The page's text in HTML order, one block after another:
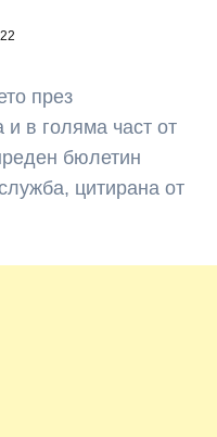
през
в голяма част от
бюлетин
цитирана от